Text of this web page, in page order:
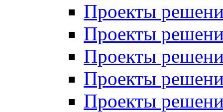
Проекты
Проекты
Проекты
Проекты
Проекты